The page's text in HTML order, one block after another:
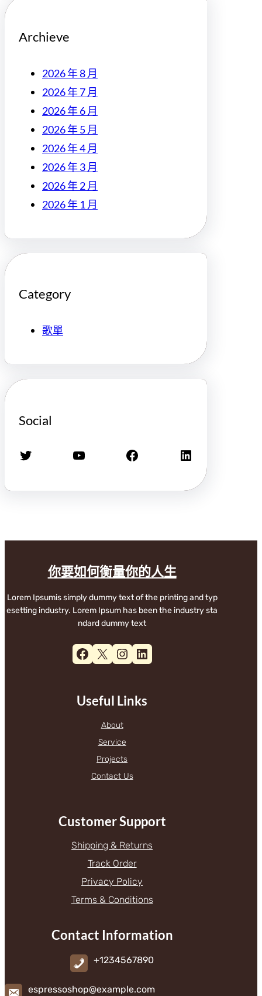
Archieve
2026 年 8 月
2026 年 7 月
2026 年 6 月
2026 年 5 月
2026 年 4 月
2026 年 3 月
2026 年 2 月
2026 年 1 月
Category
歌單
Social
X YouTube Facebook LinkedIn
你要如何衡量你的人生
Lorem Ipsumis simply dummy text of the printing and typ
esetting industry. Lorem Ipsum has been the industry sta
ndard dummy text
Facebook X Instagram LinkedIn
Useful Links
About
Service
Projects
Contact Us
Customer Support
Shipping & Returns
Track Order
Privacy Policy
Terms & Conditions
Contact Information
+1234567890
espressoshop@example.com